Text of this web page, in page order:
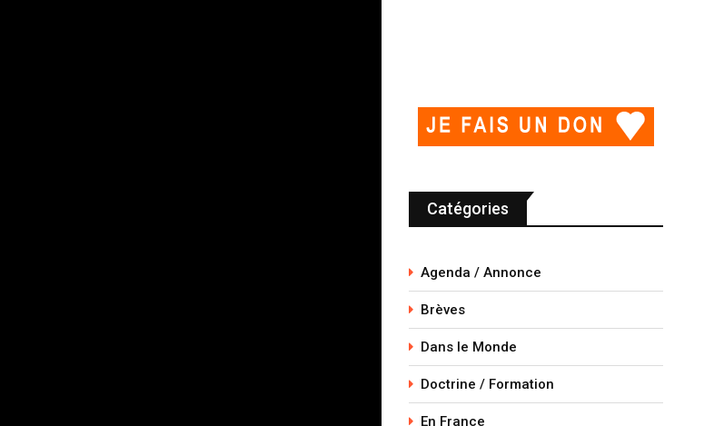
Catégories
Agenda / Annonce
Brèves
Dans le Monde
Doctrine / Formation
En France